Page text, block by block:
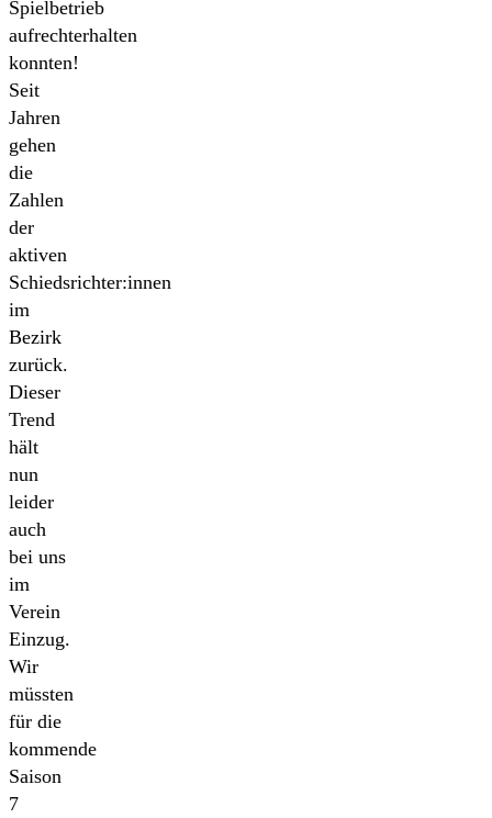
Spielbetrieb
aufrechterhalten
konnten!
Seit
Jahren
gehen
die
Zahlen
der
aktiven
Schiedsrichter:innen
im
Bezirk
zurück.
Dieser
Trend
hält
nun
leider
auch
bei uns
im
Verein
Einzug.
Wir
müssten
für die
kommende
Saison
7